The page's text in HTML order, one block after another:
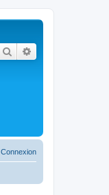
Rechercher
Connexion